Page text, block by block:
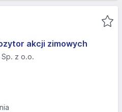
akcji zimowych
Sp. z o.o.